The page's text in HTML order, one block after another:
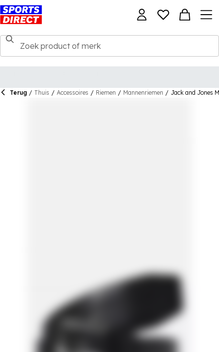
Terug / Thuis / Accessoires / Riemen / Mannenriemen / Jack and Jones